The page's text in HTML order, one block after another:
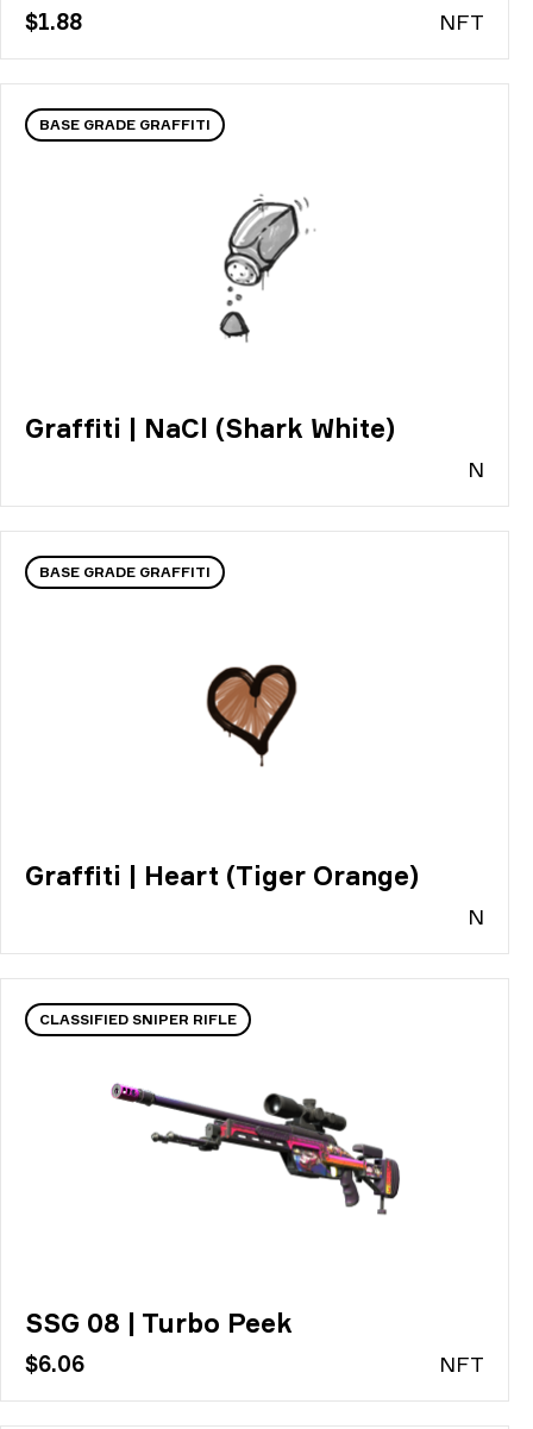
$1.88 NFT
BASE GRADE GRAFFITI
Graffiti | NaCl (Shark White)
N
BASE GRADE GRAFFITI
Graffiti | Heart (Tiger Orange)
N
CLASSIFIED SNIPER RIFLE
SSG 08 | Turbo Peek
$6.06 NFT